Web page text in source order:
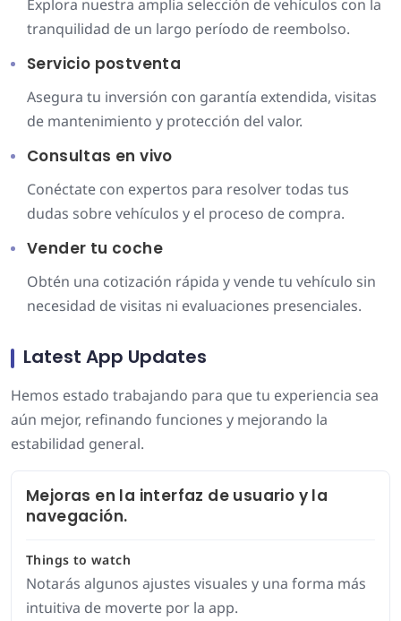
Explora nuestra amplia selección de vehículos con la
tranquilidad de un largo período de reembolso.
Servicio postventa
Asegura tu inversión con garantía extendida, visitas
de mantenimiento y protección del valor.
Consultas en vivo
Conéctate con expertos para resolver todas tus
dudas sobre vehículos y el proceso de compra.
Vender tu coche
Obtén una cotización rápida y vende tu vehículo sin
necesidad de visitas ni evaluaciones presenciales.
Latest App Updates
Hemos estado trabajando para que tu experiencia sea
aún mejor, refinando funciones y mejorando la
estabilidad general.
Mejoras en la interfaz de usuario y la
navegación.
Things to watch
Notarás algunos ajustes visuales y una forma más
intuitiva de moverte por la app.